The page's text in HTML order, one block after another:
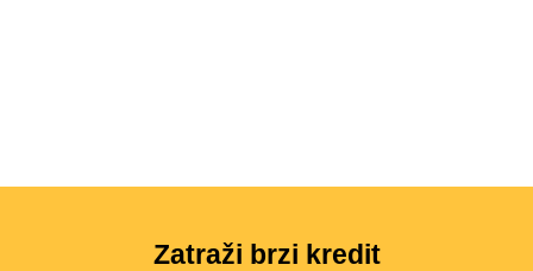
Zatraži brzi kredit